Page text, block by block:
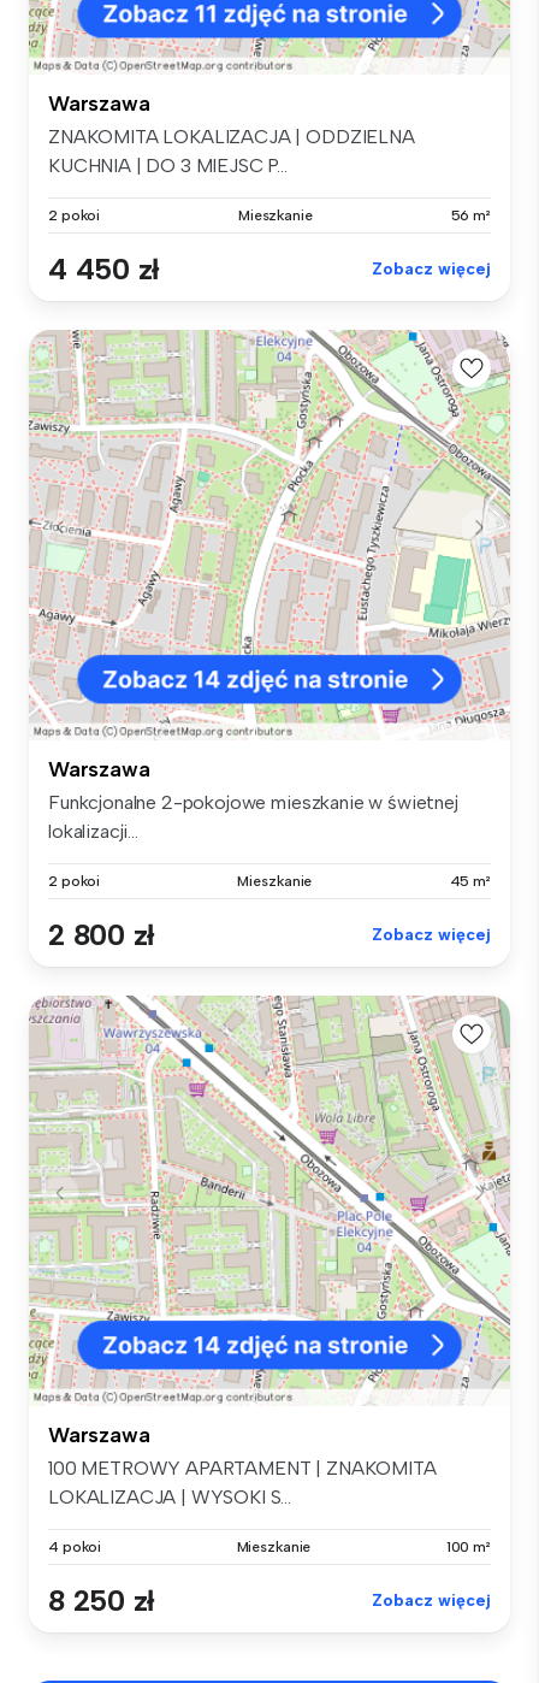
Warszawa
ZNAKOMITA LOKALIZACJA | ODDZIELNA
KUCHNIA | DO 3 MIEJSC P...
2 pokoi Mieszkanie 56 m²
4 450 zł Zobacz więcej
Warszawa
Funkcjonalne 2-pokojowe mieszkanie w świetnej
lokalizacji...
2 pokoi Mieszkanie 45 m²
2 800 zł Zobacz więcej
Warszawa
100 METROWY APARTAMENT | ZNAKOMITA
LOKALIZACJA | WYSOKI S...
4 pokoi Mieszkanie 100 m²
8 250 zł Zobacz więcej